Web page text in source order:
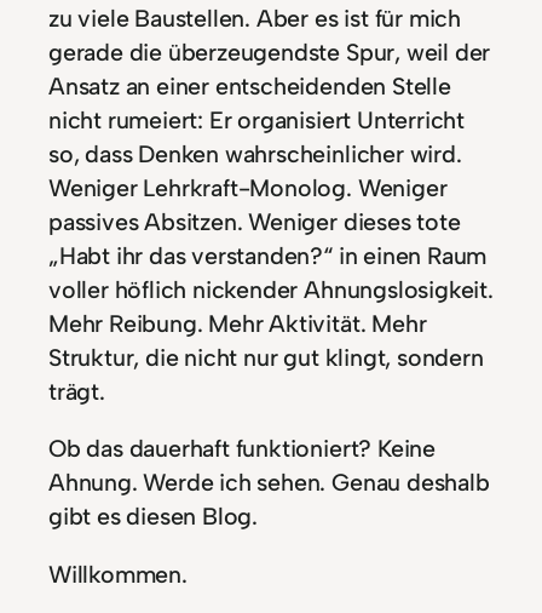
zu viele Baustellen. Aber es ist für mich
gerade die überzeugendste Spur, weil der
Ansatz an einer entscheidenden Stelle
nicht rumeiert: Er organisiert Unterricht
so, dass Denken wahrscheinlicher wird.
Weniger Lehrkraft-Monolog. Weniger
passives Absitzen. Weniger dieses tote
„Habt ihr das verstanden?“ in einen Raum
voller höflich nickender Ahnungslosigkeit.
Mehr Reibung. Mehr Aktivität. Mehr
Struktur, die nicht nur gut klingt, sondern
trägt.
Ob das dauerhaft funktioniert? Keine
Ahnung. Werde ich sehen. Genau deshalb
gibt es diesen Blog.
Willkommen.